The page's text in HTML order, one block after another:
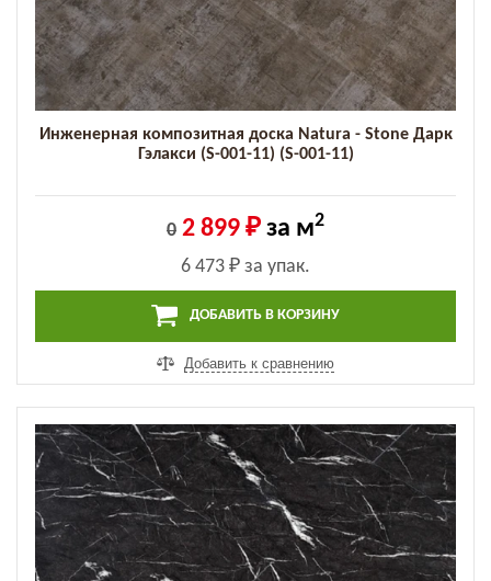
Инженерная композитная доска Natura - Stone Дарк
Гэлакси (S-001-11) (S-001-11)
0 2 899 ₽ за м2
6 473 ₽ за упак.
ДОБАВИТЬ В КОРЗИНУ
Добавить к сравнению